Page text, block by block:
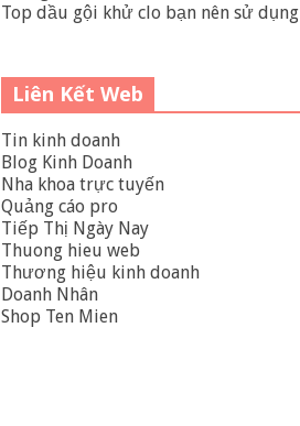
Top dầu gội khử clo bạn nên sử dụng
Liên Kết Web
Tin kinh doanh
Blog Kinh Doanh
Nha khoa trực tuyến
Quảng cáo pro
Tiếp Thị Ngày Nay
Thuong hieu web
Thương hiệu kinh doanh
Doanh Nhân
Shop Ten Mien